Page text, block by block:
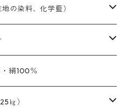
）
色）
－900
整剤
る染料
キセットファストブロンGR
の染料、化学藍）
の始末も綿糸｜タグなし
の始末も綿糸｜タグなし
絹100％
㎏）